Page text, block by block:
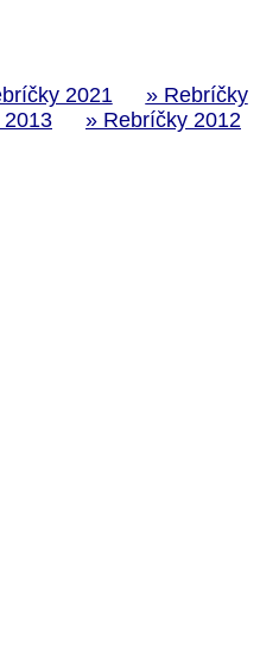
2021
» Rebríčky
» Rebríčky 2012